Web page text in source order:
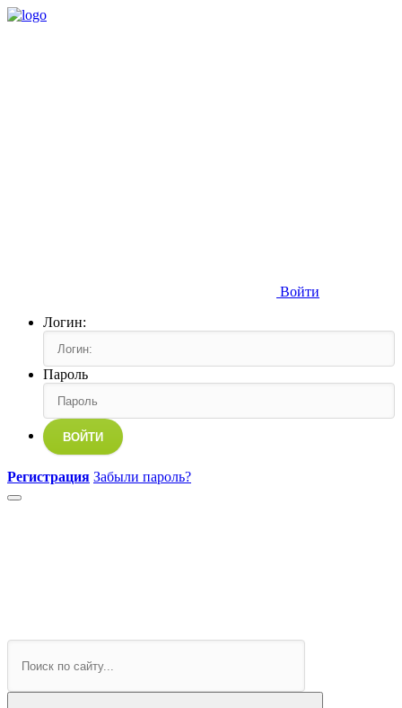
Войти
Логин:
Пароль
ВОЙТИ
Регистрация Забыли пароль?